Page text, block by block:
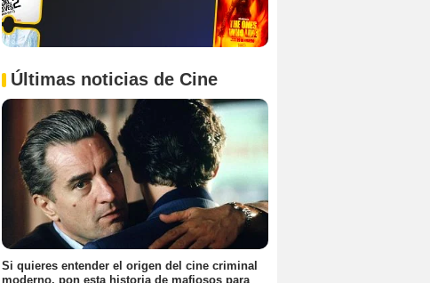
Últimas noticias de Cine
Si quieres entender el origen del cine criminal
moderno, pon esta historia de mafiosos para